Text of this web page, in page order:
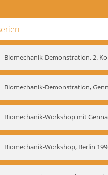
Biomechanik-Workshop, Berlin